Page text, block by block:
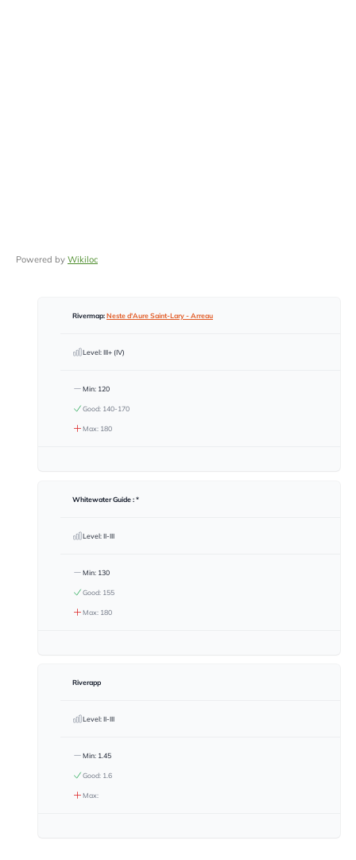
Powered by Wikiloc
Rivermap:Neste d'Aure Saint-Lary - Arreau
Level: III+ (IV)
Min: 120
Good: 140-170
Max: 180
Whitewater Guide : *
Level: II-III
Min: 130
Good: 155
Max: 180
Riverapp
Level: II-III
Min: 1.45
Good: 1.6
Max: